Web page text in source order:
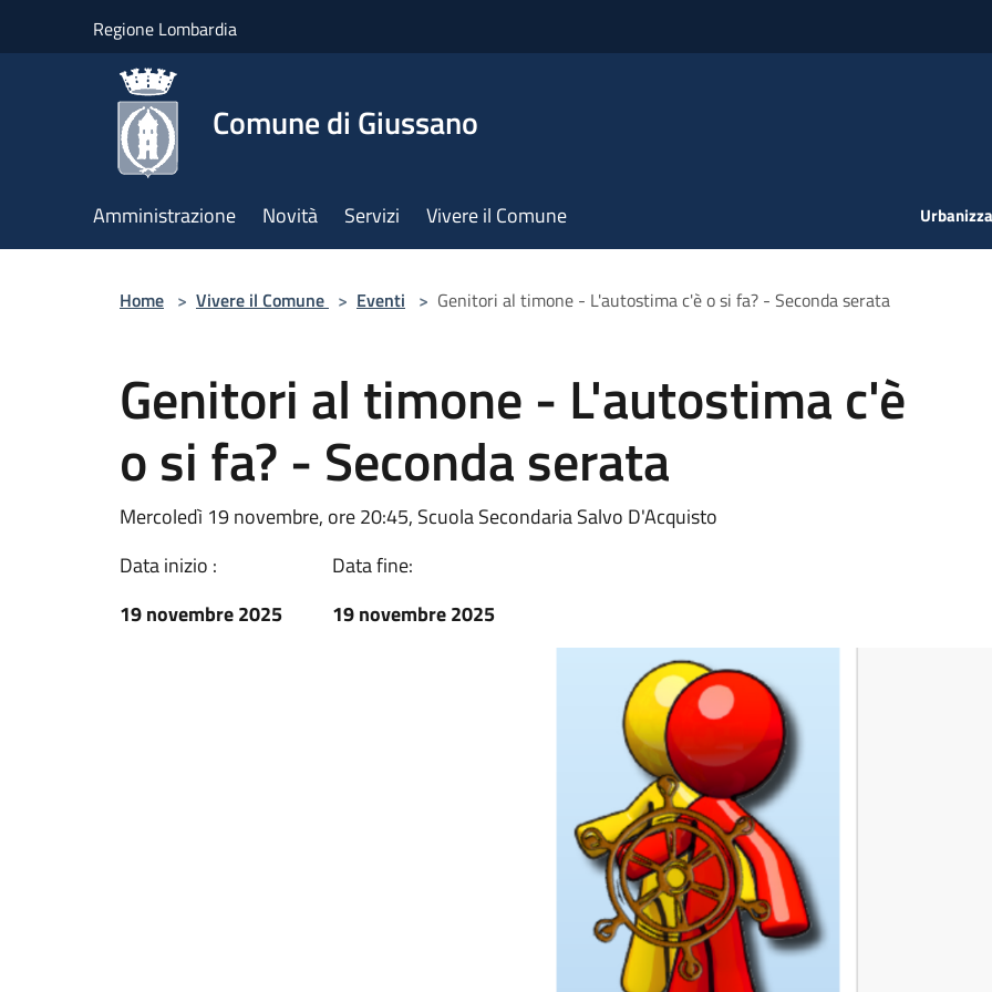
Regione Lombardia
Comune di Giussano
Amministrazione Novità Servizi Vivere il Comune
Home > Vivere il Comune > Eventi > Genitori al timone - L'autostima c'è o si fa? - Seconda serata
Genitori al timone - L'autostima c'è
o si fa? - Seconda serata
Mercoledì 19 novembre, ore 20:45, Scuola Secondaria Salvo D'Acquisto
Data inizio :
19 novembre 2025
Data fine:
19 novembre 2025